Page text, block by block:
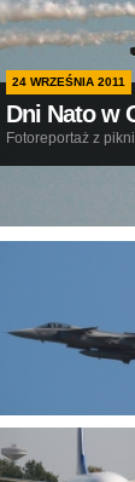
24 WRZEŚNIA 2011
Dni Nato w
Fotoreportaż z